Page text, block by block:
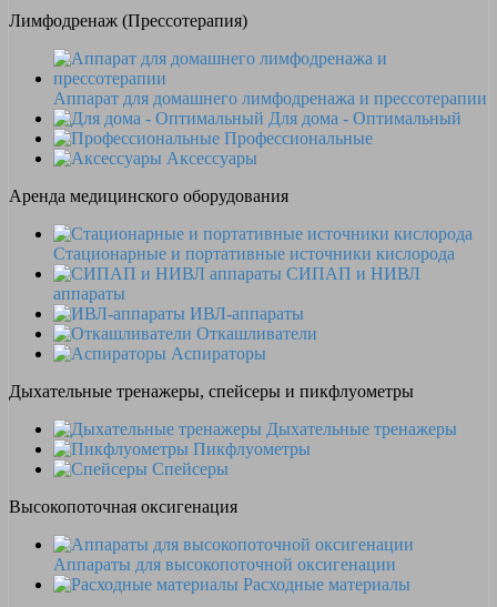
Лимфодренаж (Прессотерапия)
Аппарат для домашнего лимфодренажа и прессотерапии
Для дома - Оптимальный
Профессиональные
Аксессуары
Аренда медицинского оборудования
Стационарные и портативные источники кислорода
СИПАП и НИВЛ
аппараты
ИВЛ-аппараты
Откашливатели
Аспираторы
Дыхательные тренажеры, спейсеры и пикфлуометры
Дыхательные тренажеры
Пикфлуометры
Спейсеры
Высокопоточная оксигенация
Аппараты для высокопоточной оксигенации
Расходные материалы